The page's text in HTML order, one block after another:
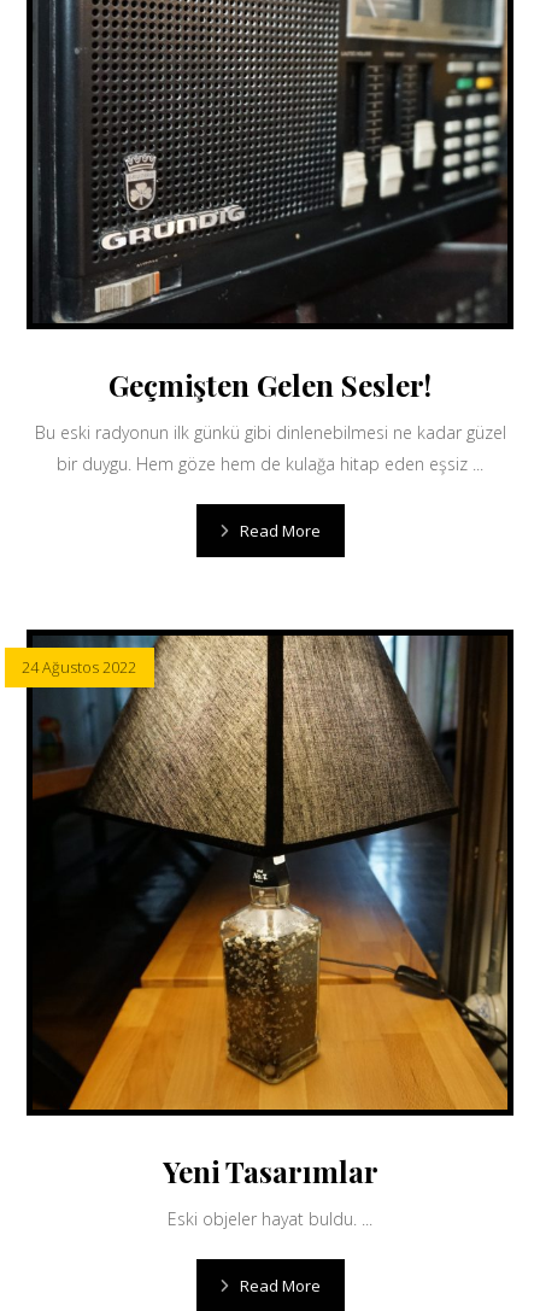
Geçmişten Gelen Sesler!
Bu eski radyonun ilk günkü gibi dinlenebilmesi ne kadar güzel
bir duygu. Hem göze hem de kulağa hitap eden eşsiz ...
Read More
Yeni Tasarımlar
24 Ağustos 2022
Eski objeler hayat buldu. ...
Read More